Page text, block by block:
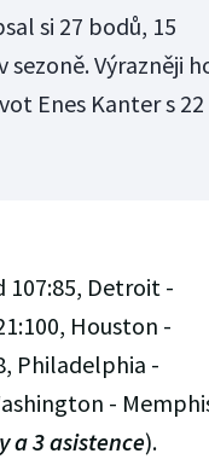
si 27 bodů, 15
Výrazněji
Enes Kanter s
107:85, Detroit -
Houston -
Philadelphia -
-
a 3 asistence).